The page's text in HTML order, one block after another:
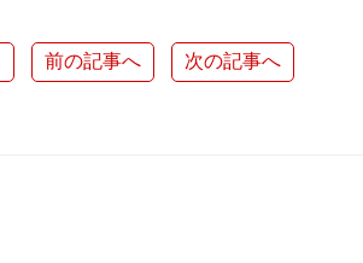
前の記事へ 次の記事へ